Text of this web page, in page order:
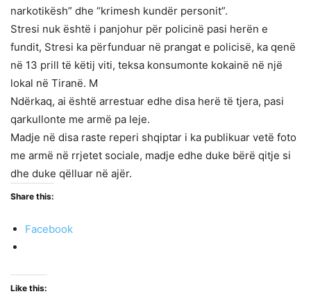
narkotikësh” dhe “krimesh kundër personit”.
Stresi nuk është i panjohur për policinë pasi herën e
fundit, Stresi ka përfunduar në prangat e policisë, ka qenë
në 13 prill të këtij viti, teksa konsumonte kokainë në një
lokal në Tiranë. M
Ndërkaq, ai është arrestuar edhe disa herë të tjera, pasi
qarkullonte me armë pa leje.
Madje në disa raste reperi shqiptar i ka publikuar vetë foto
me armë në rrjetet sociale, madje edhe duke bërë qitje si
dhe duke qëlluar në ajër.
Share this:
Facebook
Like this: